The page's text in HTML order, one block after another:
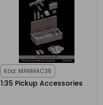
Kód: MANMAC36
1:35 Pickup Accessories